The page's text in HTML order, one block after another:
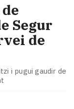
Segur
de
i pugui gaudir de